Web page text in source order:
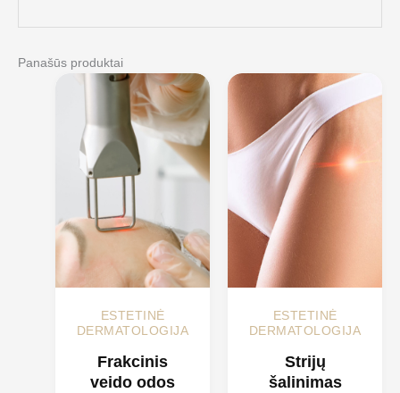
Panašūs produktai
ESTETINĖ
DERMATOLOGIJA
Frakcinis
veido odos
ESTETINĖ
DERMATOLOGIJA
Strijų
šalinimas